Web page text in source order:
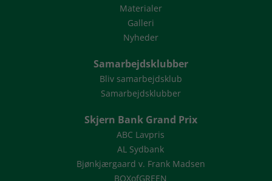
Materialer
Galleri
Nyheder
Samarbejdsklubber
Bliv samarbejdsklub
Samarbejdsklubber
Skjern Bank Grand Prix
ABC Lavpris
AL Sydbank
Bjønkjærgaard v. Frank Madsen
BOXofGREEN